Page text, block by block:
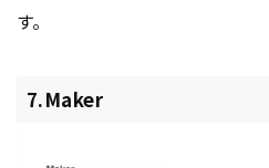
す。
7.Maker